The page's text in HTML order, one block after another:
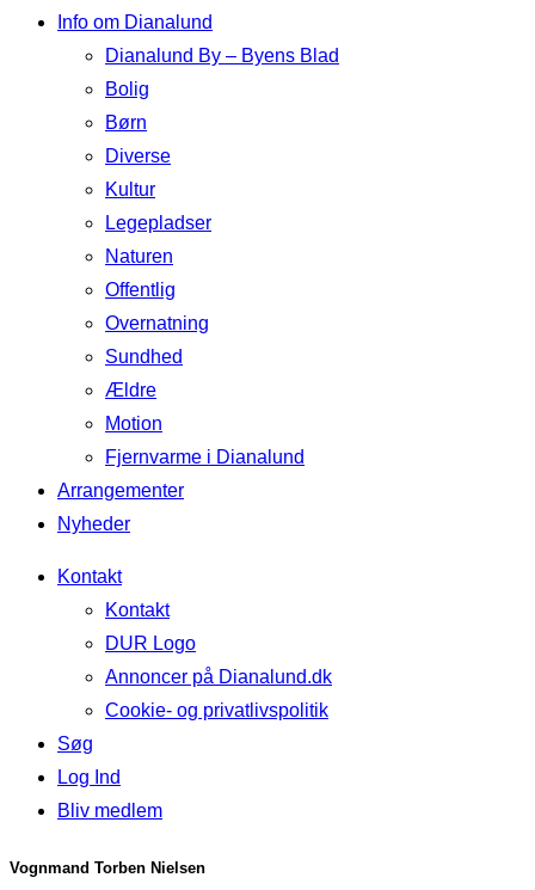
Info om Dianalund
Dianalund By – Byens Blad
Bolig
Børn
Diverse
Kultur
Legepladser
Naturen
Offentlig
Overnatning
Sundhed
Ældre
Motion
Fjernvarme i Dianalund
Arrangementer
Nyheder
Kontakt
Kontakt
DUR Logo
Annoncer på Dianalund.dk
Cookie- og privatlivspolitik
Søg
Log Ind
Bliv medlem
Vognmand Torben Nielsen